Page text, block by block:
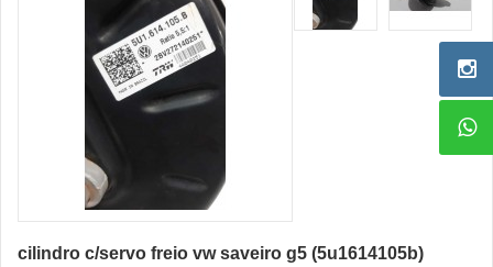
cilindro c/servo freio vw saveiro g5 (5u1614105b)